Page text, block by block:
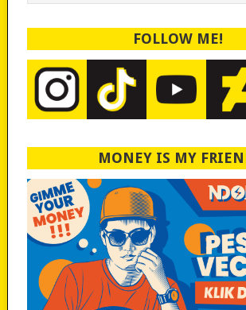
FOLLOW ME!
MONEY IS MY